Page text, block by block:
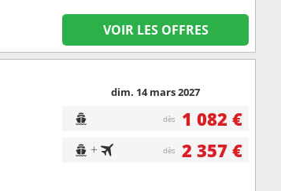
VOIR LES OFFRES
dim. 14 mars 2027
dès 1 082 €
+ dès 2 357 €